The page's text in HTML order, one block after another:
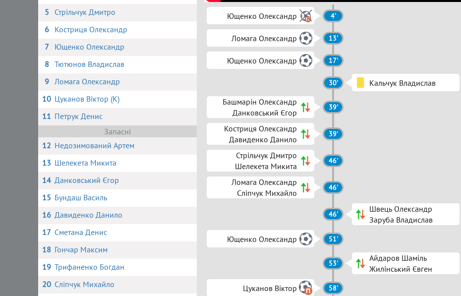
5
Стрільчук Дмитро
6
Костриця Олександр
7
Ющенко Олександр
8 Тютюнов Владислав
9 Ломага Олександр
10 Цуканов Віктор (К)
11 Петрук Денис
Запасні
12 Недозимований Артем
13 Шелекета Микита
14 Данковський Єгор
15 Бундаш Василь
16 Давиденко Данило
17 Сметана Денис
18 Гончар Максим
19 Трифаненко Богдан
20 Сліпчук Михайло
Ющенко Олександр 4'
Ломага Олександр 13'
Ющенко Олександр 17'
30'
Кальчук Владислав
Башмарін Олександр
Данковський Єгор
39'
Костриця Олександр
Давиденко Данило
39'
Стрільчук Дмитро
Шелекета Микита
46'
Ломага Олександр
Сліпчук Михайло
46'
46'
Швець Олександр
Заруба Владислав
Ющенко Олександр
51'
53'
Айдаров Шаміль
Жилінський Євген
Цуканов Віктор
58'